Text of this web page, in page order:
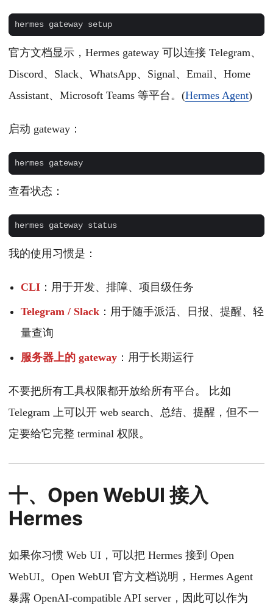
官方文档显示，Hermes gateway 可以连接 Telegram、
Discord、Slack、WhatsApp、Signal、Email、Home
Assistant、Microsoft Teams 等平台。(Hermes Agent)
启动 gateway：
查看状态：
我的使用习惯是：
CLI ：用于开发、排障、项目级任务
Telegram / Slack ：用于随手派活、日报、提醒、轻
量查询
服务器上的 gateway ：用于长期运行
不要把所有工具权限都开放给所有平台。 比如
Telegram 上可以开 web search、总结、提醒，但不一
定要给它完整 terminal 权限。
十、Open WebUI 接入
Hermes
如果你习惯 Web UI，可以把 Hermes 接到 Open
WebUI。Open WebUI 官方文档说明，Hermes Agent
暴露 OpenAI-compatible API server，因此可以作为